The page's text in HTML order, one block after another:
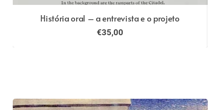
História oral – a entrevista e o projeto
€35,00